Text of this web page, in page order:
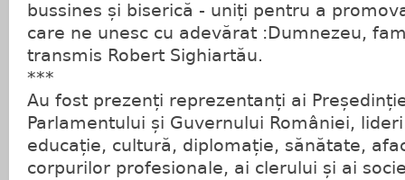
bussines și biserică - uniți pentru a
care ne unesc cu adevărat :Dumnezeu,
transmis Robert Sighiartău.
***
Au fost prezenți reprezentanți ai
Parlamentului și Guvernului României,
educație, cultură, diplomație, sănătate,
corpurilor profesionale, ai clerului și ai